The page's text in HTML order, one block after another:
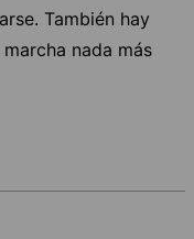
También hay
nada más